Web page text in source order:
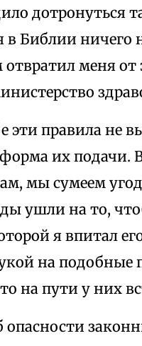
Библии ничего
меня
эти правила не
их подачи.
мы сумеем
ушли на то,
я впитал
на
на пути у них